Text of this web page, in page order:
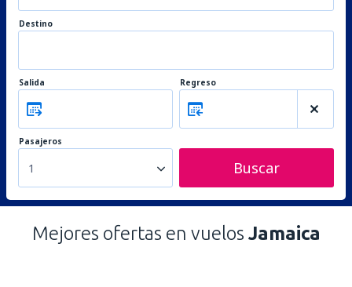
Destino
Salida Regreso
Pasajeros
1 Buscar
Mejores ofertas en vuelos Jamaica